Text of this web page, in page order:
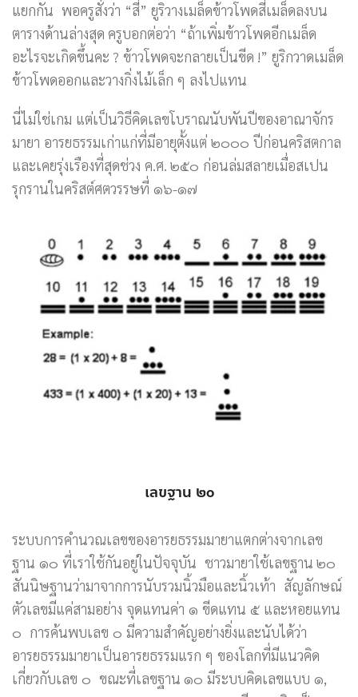
แยกกัน พอครูสั่งว่า “สี่” ยูริวางเมล็ดข้าวโพดสี่เมล็ดลงบน
ตารางด้านล่างสุด ครูบอกต่อว่า “ถ้าเพิ่มข้าวโพดอีกเมล็ด
อะไรจะเกิดขึ้นคะ ? ข้าวโพดจะกลายเป็นขีด !” ยูริกวาดเมล็ด
ข้าวโพดออกและวางกิ่งไม้เล็ก ๆ ลงไปแทน
นี่ไม่ใช่เกม แต่เป็นวิธีคิดเลขโบราณนับพันปีของอาณาจักร
มายา อารยธรรมเก่าแก่ที่มีอายุตั้งแต่ ๒๐๐๐ ปีก่อนคริสตกาล
และเคยรุ่งเรืองที่สุดช่วง ค.ศ. ๒๕๐ ก่อนล่มสลายเมื่อสเปน
รุกรานในคริสต์ศตวรรษที่ ๑๖-๑๗
เลขฐาน ๒๐
ระบบการคำนวณเลขของอารยธรรมมายาแตกต่างจากเลข
ฐาน ๑๐ ที่เราใช้กันอยู่ในปัจจุบัน ชาวมายาใช้เลขฐาน ๒๐
สันนิษฐานว่ามาจากการนับรวมนิ้วมือและนิ้วเท้า สัญลักษณ์
ตัวเลขมีแค่สามอย่าง จุดแทนค่า ๑ ขีดแทน ๕ และหอยแทน
๐ การค้นพบเลข ๐ มีความสำคัญอย่างยิ่งและนับได้ว่า
อารยธรรมมายาเป็นอารยธรรมแรก ๆ ของโลกที่มีแนวคิด
เกี่ยวกับเลข ๐ ขณะที่เลขฐาน ๑๐ มีระบบคิดเลขแบบ ๑,